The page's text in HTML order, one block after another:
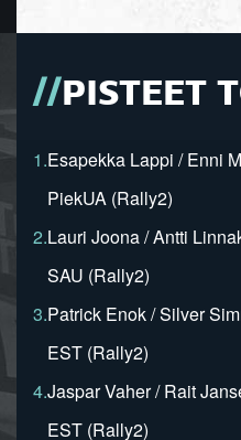
PISTEET
1.Esapekka Lappi / Enni
PiekUA (Rally2)
2.Lauri Joona / Antti
SAU (Rally2)
3.Patrick Enok / Silver
EST (Rally2)
4.Jaspar Vaher / Rait
EST (Rally2)